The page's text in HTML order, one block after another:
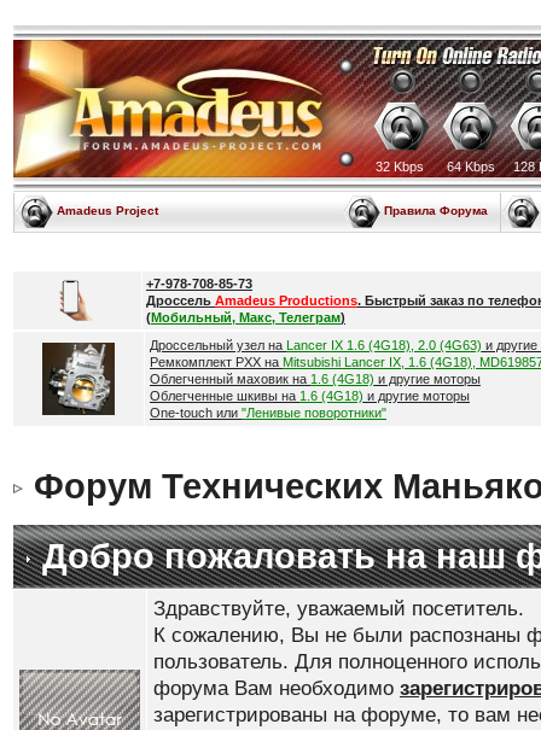
32 Kbps 64 Kbps 128
Amadeus Project Правила Форума
+7-978-708-85-73
Дроссель Amadeus Productions. Быстрый заказ по
(Мобильный, Макс, Телеграм)
Дроссельный узел на Lancer IX 1.6 (4G18), 2.0 (4G63) и
Ремкомплект РХХ на Mitsubishi Lancer IX, 1.6 (4G18),
Облегченный маховик на 1.6 (4G18) и другие моторы
Облегченные шкивы на 1.6 (4G18) и другие моторы
One-touch или "Ленивые поворотники"
Форум Технических
Добро пожаловать на наш
Здравствуйте, уважаемый посетитель.
К сожалению, Вы не были распознаны
пользователь. Для полноценного
форума Вам необходимо
зарегистрированы на форуме, то вам